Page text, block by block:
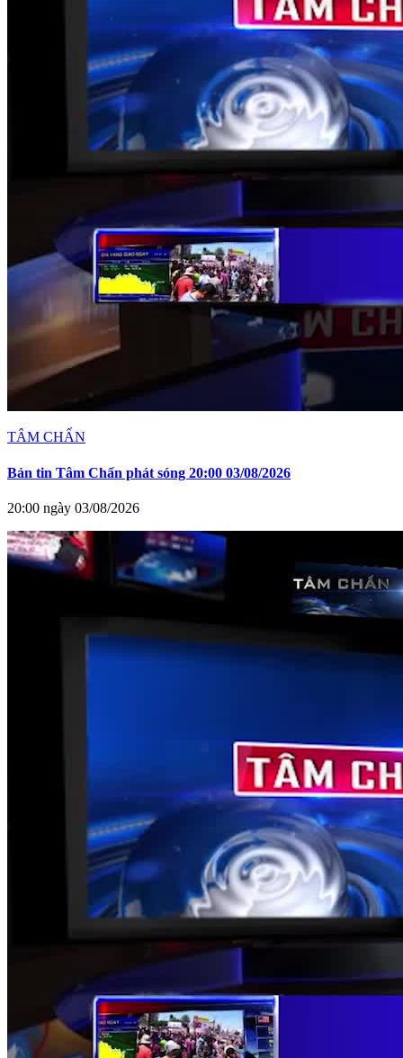
TÂM CHẤN
Bản tin Tâm Chấn phát sóng 20:00 03/08/2026
20:00 ngày 03/08/2026